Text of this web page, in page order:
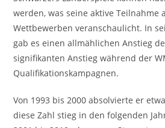
werden, was seine aktive Teilnahme
Wettbewerben veranschaulicht. In
gab es einen allmählichen Anstieg
signifikanten Anstieg während der
Qualifikationskampagnen.
Von 1993 bis 2000 absolvierte er
diese Zahl stieg in den folgenden